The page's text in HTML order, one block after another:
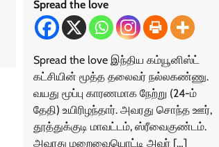
Spread the love
Spread the love இந்திய கம்யூனிஸ்ட்
கட்சியின் மூத்த தலைவர் நல்லகண்ணு.
வயது மூப்பு காரணமாக நேற்று (24-ம்
தேதி) உயிரிழந்தார். அவரது சொந்த ஊர்,
தூத்துக்குடி மாவட்டம், ஸ்ரீவைகுண்டம்.
அவரது மறைவையொட்டி அவர் […]